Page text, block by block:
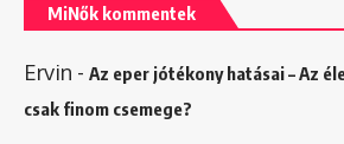
MiNők kommentek
Ervin - Az eper jótékony hatásai – Az
csak finom csemege?